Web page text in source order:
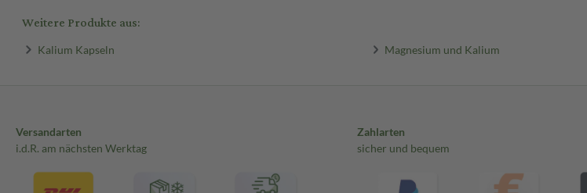
Weitere Produkte aus:
Kalium Kapseln Magnesium und Kalium
Versandarten
i.d.R. am nächsten Werktag
Zahlarten
sicher und bequem